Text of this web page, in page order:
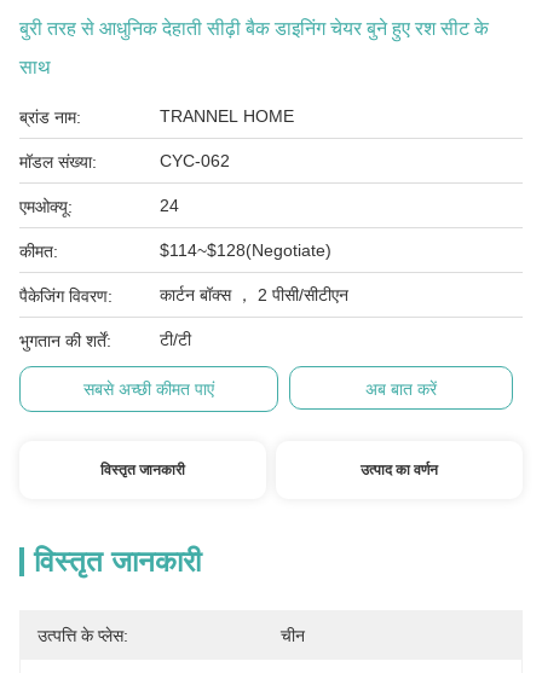
बुरी तरह से आधुनिक देहाती सीढ़ी बैक डाइनिंग चेयर बुने हुए रश सीट के
साथ
ब्रांड नाम: TRANNEL HOME
मॉडल संख्या: CYC-062
एमओक्यू: 24
कीमत: $114~$128(Negotiate)
पैकेजिंग विवरण: कार्टन बॉक्स ， 2 पीसी/सीटीएन
भुगतान की शर्तें: टी/टी
सबसे अच्छी कीमत पाएं अब बात करें
विस्तृत जानकारी उत्पाद का वर्णन
विस्तृत जानकारी
उत्पत्ति के प्लेस: चीन